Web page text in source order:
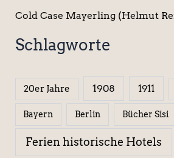
Cold Case Mayerling (Helmut
Schlagworte
20er Jahre 1908 1911
Bayern Berlin Bücher Sisi
Ferien historische Hotels